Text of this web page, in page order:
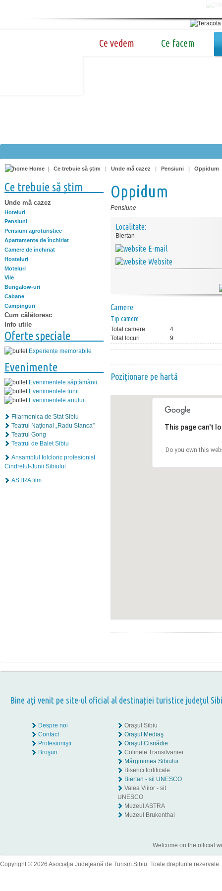
Ce vedem Ce facem
Home | Ce trebuie să știm | Unde mă cazez | Pensiuni | Oppidum
Ce trebuie să știm
Unde mă cazez
Hoteluri
Pensiuni
Pensiuni agroturistice
Apartamente de închiriat
Camere de închiriat
Hosteluri
Moteluri
Vile
Bungalow-uri
Cabane
Campinguri
Cum călătoresc
Info utile
Oferte speciale
Experiențe memorabile
Evenimente
Evenimentele săptămânii
Evenimentele lunii
Evenimentele anului
Filarmonica de Stat Sibiu
Teatrul Naţional „Radu Stanca”
Teatrul Gong
Teatrul de Balet Sibiu
Ansamblul folcloric profesionist
Cindrelul-Junii Sibiului
ASTRA film
Oppidum
Pensiune
Localitate:
Biertan
E-mail
Website
Camere
Tip camere
Total camere
4
Total locuri
9
Poziţionare pe hartă
This page can't
Do you own this
Bine aţi venit pe site-ul oficial al destinației turistice județul
Despre noi
Contact
Profesionişti
Broşuri
Oraşul Sibiu
Oraşul Mediaş
Oraşul Cisnădie
Colinele Transilvaniei
Mărginimea Sibiului
Biserici fortificate
Biertan - sit UNESCO
Valea Viilor - sit
UNESCO
Muzeul ASTRA
Muzeul Brukenthal
Welcome on the official
Copyright © 2026 Asociaţia Judeţeană de Turism Sibiu. Toate drepturile rezervate.